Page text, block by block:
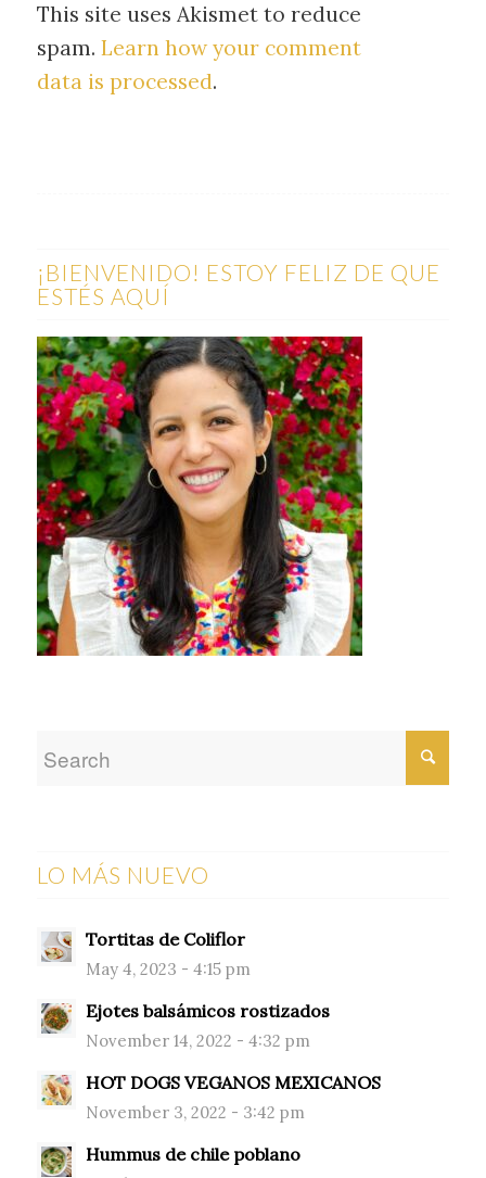
This site uses Akismet to reduce
spam. Learn how your comment
data is processed.
¡BIENVENIDO! ESTOY FELIZ DE QUE
ESTÉS AQUÍ
LO MÁS NUEVO
Tortitas de Coliflor
May 4, 2023 - 4:15 pm
Ejotes balsámicos rostizados
November 14, 2022 - 4:32 pm
HOT DOGS VEGANOS MEXICANOS
November 3, 2022 - 3:42 pm
Hummus de chile poblano